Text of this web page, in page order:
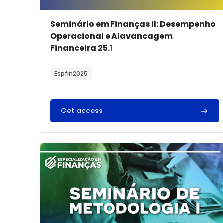
Imagem do curso
Nome do curso
Seminário em Finanças II: Desempenho
Operacional e Alavancagem
Financeira 25.1
Espfin2025
Get access
Imagem do curso" Seminário de Metodologia I -